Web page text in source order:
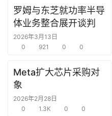
研
选
报
创
投
之
罗姆与东芝就功率半导
体业务整合展开谈判
2026年3月13日
0
921 0 0
Meta扩大芯片采购对
象
2026年2月28日
0
1.3K 0 0